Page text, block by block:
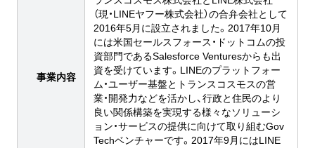
事業内容
（現・LINEヤフー株式会社）の合弁会社として
2016年5月に設立されました。2017年10月
には米国セールスフォース・ドットコムの投
資部門であるSalesforce Venturesからも出
資を受けています。LINEのプラットフォー
ム・ユーザー基盤とトランスコスモスの営
業・開発力などを活かし、行政と住民のより
良い関係構築を実現する様々なソリューシ
ョン・サービスの提供に向けて取り組むGov
Techベンチャーです。2017年9月にはLINE